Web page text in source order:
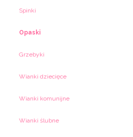
Spinki
Opaski
Grzebyki
Wianki dziecięce
Wianki komunijne
Wianki ślubne